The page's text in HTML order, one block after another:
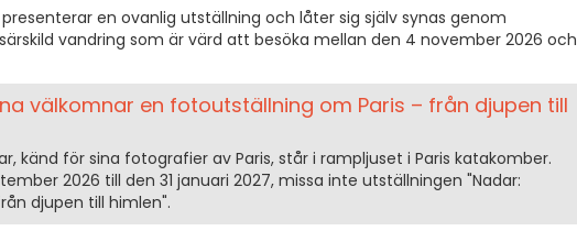
en ovanlig utställning och låter sig själv synas genom
vandring som är värd att besöka mellan den 4 november 2026 och
välkomnar en fotoutställning om Paris – från djupen till
känd för sina fotografier av Paris, står i rampljuset i Paris katakomber.
2026 till den 31 januari 2027, missa inte utställningen "Nadar:
djupen till himlen".